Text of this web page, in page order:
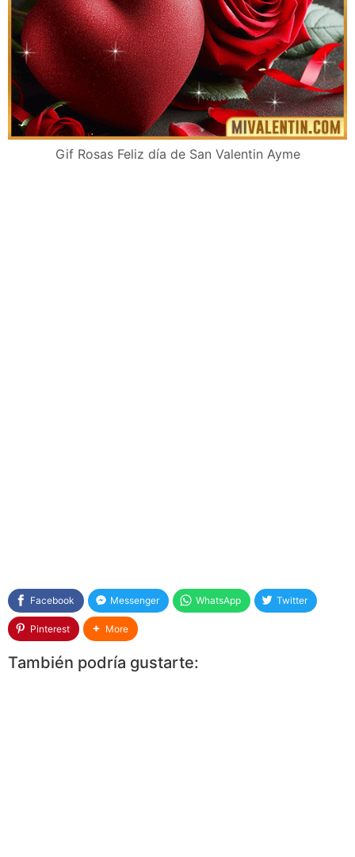
Gif Rosas Feliz día de San Valentin Ayme
Facebook Messenger WhatsApp Twitter
Pinterest More
También podría gustarte: